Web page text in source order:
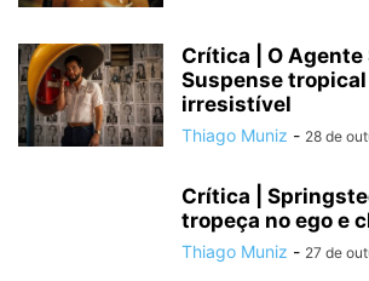
Crítica | O Agente
Suspense
irresistível
Thiago Muniz - 28 de
Crítica |
tropeça no ego e
Thiago Muniz - 27 de